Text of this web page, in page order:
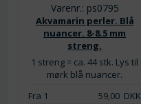
Varenr.: ps0795
Akvamarin perler. Blå
nuancer. 8-8.5 mm
streng.
1 streng = ca. 44 stk. Lys til
mørk blå nuancer.
Fra 1
59,00DKK